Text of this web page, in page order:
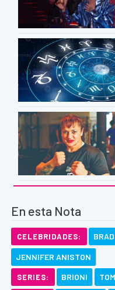
En esta Nota
CELEBRIDADES:
JENNIFER ANISTON
SERIES: BRIONI